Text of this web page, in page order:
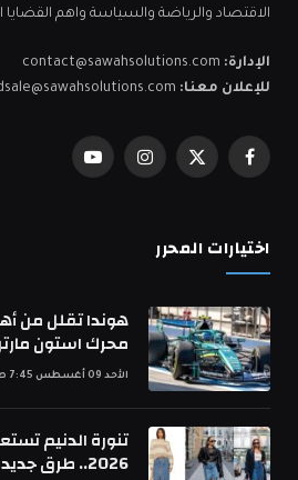
الاقتصاد والرياضة والسياسة واهم القضايا
الإدارة: contact@sawahsolutions.com
للإعلان معنا:
فيسبوكX
الانستغراميوتيوب
اختيارات المحرر
هوندا تقلل من
محرك استون
الأحد 09 أغسطس 7:45 ص
تنورة الدنيم
2026.. طرق جديدة لتنسيقها